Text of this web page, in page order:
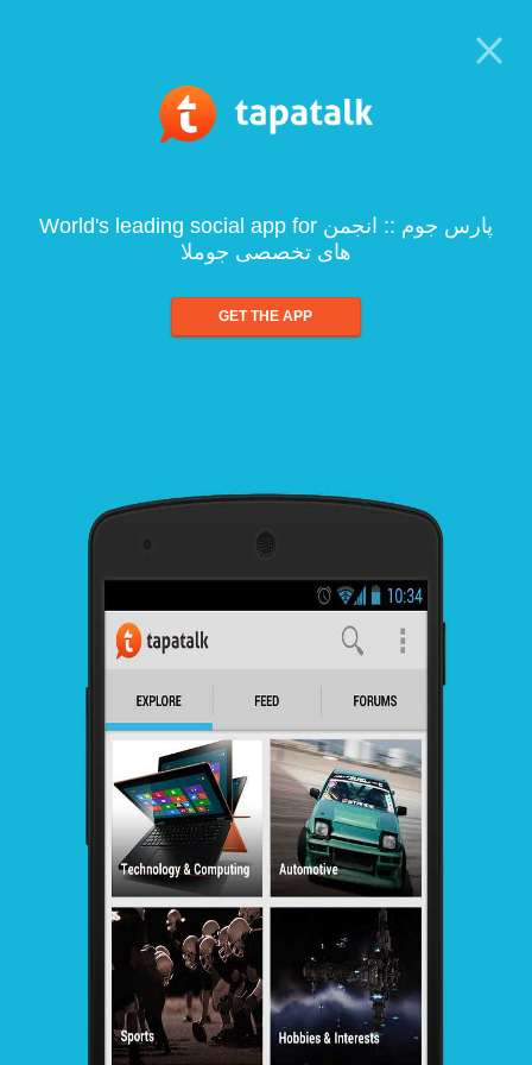
World's leading social app for پارس جوم :: انجمن
های تخصصی جوملا
GET THE APP